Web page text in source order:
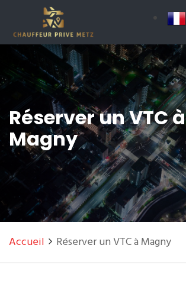
Réserver un VTC à
Magny
Accueil Réserver un VTC à Magny